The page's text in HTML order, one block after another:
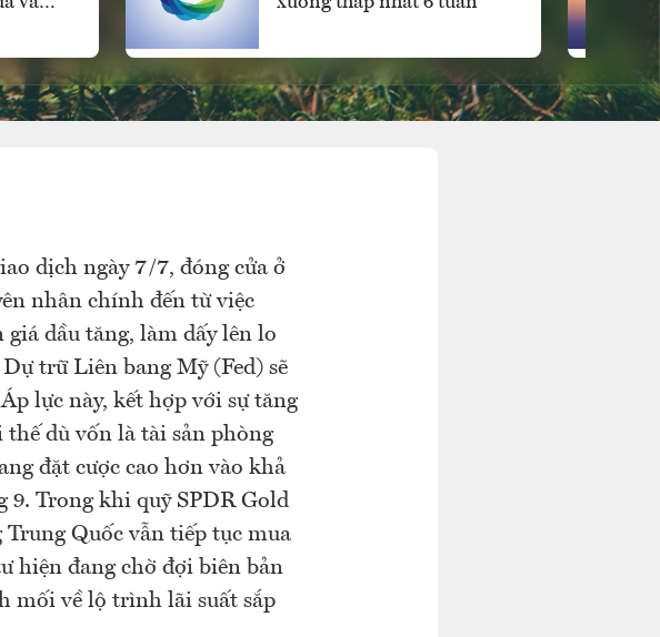
dịch ngày 7/7, đóng cửa ở
nhân chính đến từ việc
dầu tăng, làm dấy lên lo
trữ Liên bang Mỹ (Fed) sẽ
lực này, kết hợp với sự tăng
dù vốn là tài sản phòng
đặt cược cao hơn vào khả
9. Trong khi quỹ SPDR Gold
Quốc vẫn tiếp tục mua
hiện đang chờ đợi biên bản
mối về lộ trình lãi suất sắp